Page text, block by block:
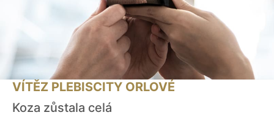
VÍTĚZ PLEBISCITY ORLOVÉ
Koza zůstala celá